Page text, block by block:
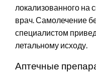
локализованного на
врач. Самолечение
специалистом
летальному исходу.
Аптечные